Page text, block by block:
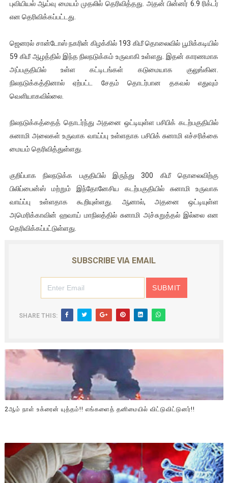
மகிந்த ராஜபக்சே பதவி விலக திட்டம்?
காணாமல் போகும் பிள்ளையார்கள்!
குண்டை தூக்கிப்போட்ட ஆய்வு…. இந்தியாவின் “கோவிஷீல்டு”
புவியியல் ஆய்வு மையம் முதலில் தெரிவித்தது. அதன் பின்னர் 6.9 ரிக்டர்
என தெரிவிக்கப்பட்டது.
ஜெனரல் சான்டோஸ் நகரின் கிழக்கில் 193 கிமீ தொலைவில் பூமிக்கடியில்
59 கிமீ ஆழத்தில் இந்த நிலநடுக்கம் உருவாகி உள்ளது. இதன் காரணமாக
அப்பகுதியில் உள்ள கட்டிடங்கள் கடுமையாக குலுங்கின.
நிலநடுக்கத்தினால் ஏற்பட்ட சேதம் தொடர்பான தகவல் எதுவும்
வெளியாகவில்லை.
நிலநடுக்கத்தைத் தொடர்ந்து அதனை ஒட்டியுள்ள பசிபிக் கடற்பகுதியில்
சுனாமி அலைகள் உருவாக வாய்ப்பு உள்ளதாக பசிபிக் சுனாமி எச்சரிக்கை
மையம் தெரிவித்துள்ளது.
குறிப்பாக நிலநடுக்க பகுதியில் இருந்து 300 கிமீ தொலைவிற்கு
பிலிப்பைன்ஸ் மற்றும் இந்தோனேசிய கடற்பகுதியில் சுனாமி உருவாக
வாய்ப்பு உள்ளதாக கூறியுள்ளது. ஆனால், அதனை ஒட்டியுள்ள
அமெரிக்காவின் ஹவாய் மாநிலத்தில் சுனாமி அச்சுறுத்தல் இல்லை என
தெரிவிக்கப்பட்டுள்ளது.
SUBSCRIBE VIA EMAIL
SHARE THIS:
2ஆம் நாள் உக்ரைன் யுத்தம்!! எங்களைத் தனிமையில் விட்டுவிட்டுனர்!!